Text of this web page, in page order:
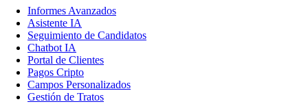
Informes Avanzados
Asistente IA
Seguimiento de Candidatos
Chatbot IA
Portal de Clientes
Pagos Cripto
Campos Personalizados
Gestión de Tratos